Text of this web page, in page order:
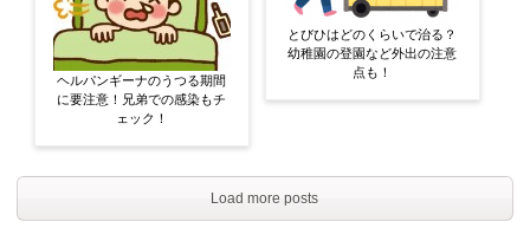
ヘルパンギーナのうつる期間
に要注意！兄弟での感染もチ
ェック！
とびひはどのくらいで治る？
幼稚園の登園など外出の注意
点も！
Load more posts